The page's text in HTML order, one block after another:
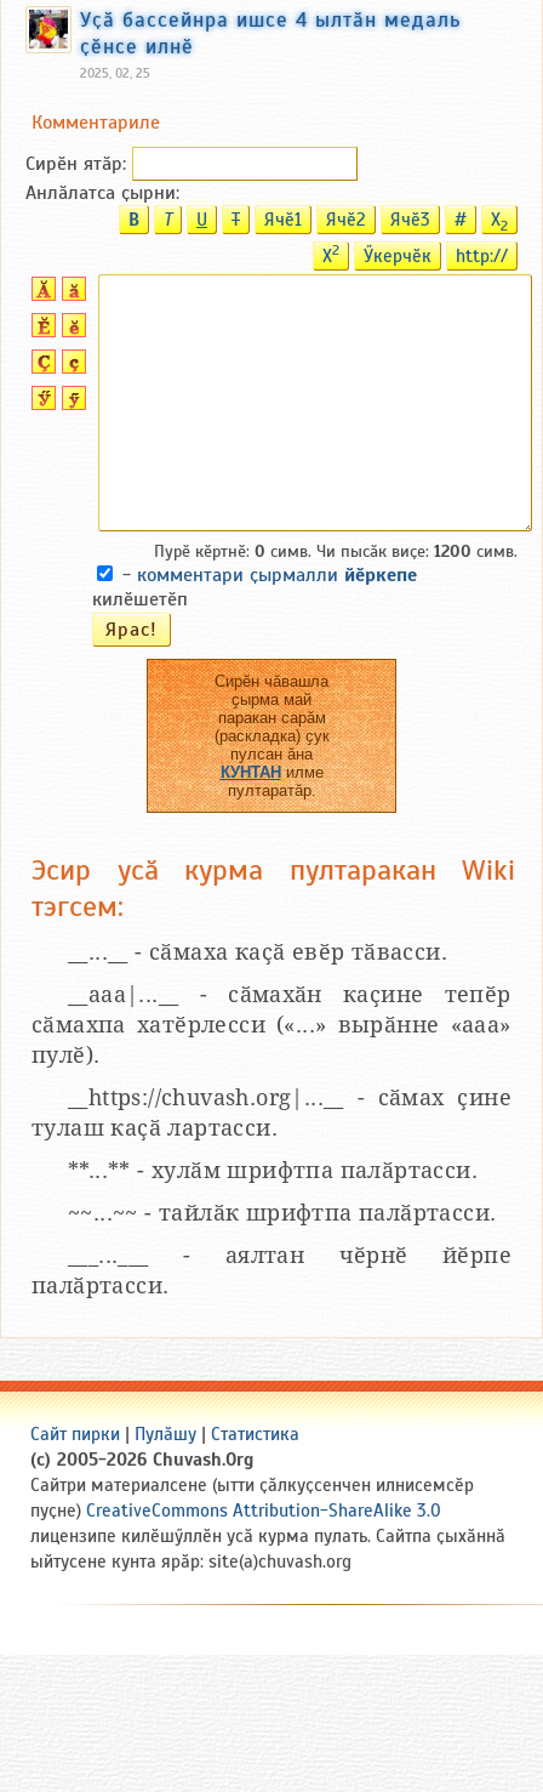
Уҫӑ бассейнра ишсе 4 ылтӑн медаль
ҫӗнсе илнӗ
2025, 02, 25
Комментариле
Сирӗн ятӑp:
Анлӑлатса ҫырни:
B T U T Ячӗ1 Ячӗ2 Ячӗ3 # X2
X2 Ӳкерчӗк http://
Пурӗ кӗртнӗ: 0 симв. Чи пысӑк виҫе: 1200 симв.
- комментари ҫырмалли йӗркепе
килӗшетӗп
Сирӗн чӑвашла
ҫырма май
паракан сарӑм
(раскладка) ҫук
пулсан ӑна
КУНТАНилме
пултаратӑр.
Эсир усӑ курма пултаракан Wiki
тэгсем:
__...__ - сӑмаха каҫӑ евӗр тӑвасси.
__aaa|...__ - сӑмахӑн каҫине тепӗр
сӑмахпа хатӗрлесси («...» вырӑнне «ааа»
пулӗ).
__https://chuvash.org|...__ - сӑмах ҫине
тулаш каҫӑ лартасси.
**...** - хулӑм шрифтпа палӑртасси.
~~...~~ - тайлӑк шрифтпа палӑртасси.
___...___ - аялтан чӗрнӗ йӗрпе
палӑртасси.
Сайт пирки | Пулӑшу | Статистика
(c) 2005-2026 Chuvash.Org
Сайтри материалсене (ытти ҫӑлкуҫсенчен илнисемсӗр
пуҫне) CreativeCommons Attribution-ShareAlike 3.0
лицензипе килӗшӳллӗн усӑ курма пулать. Сайтпа ҫыхӑннӑ
ыйтусене кунта ярӑр: site(a)chuvash.org